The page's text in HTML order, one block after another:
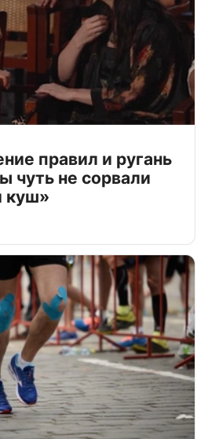
правил и ругань
чуть не сорвали
куш»